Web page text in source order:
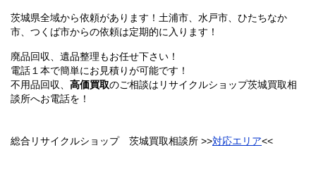
茨城県全域から依頼があります！土浦市、水戸市、ひたちなか
市、つくば市からの依頼は定期的に入ります！
廃品回収、遺品整理もお任せ下さい！
電話１本で簡単にお見積りが可能です！
不用品回収、 高価買取のご相談はリサイクルショップ茨城買取相
談所へお電話を！
総合リサイクルショップ 茨城買取相談所 >>対応エリア<<